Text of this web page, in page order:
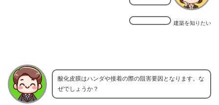
建築を知りたい
酸化皮膜はハンダや接着の際の阻害要因となります。な
ぜでしょうか？